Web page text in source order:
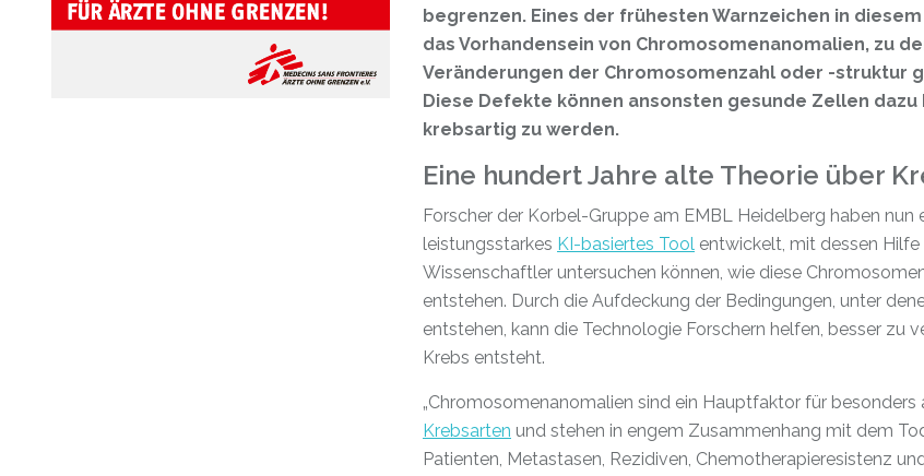
begrenzen. Eines der frühesten Warnzeichen in
das Vorhandensein von Chromosomenanomalien, zu
Veränderungen der Chromosomenzahl oder -struktur
Diese Defekte können ansonsten gesunde Zellen dazu
krebsartig zu werden.
Eine hundert Jahre alte Theorie über
Forscher der Korbel-Gruppe am EMBL Heidelberg haben nun
leistungsstarkes KI-basiertes Tool entwickelt, mit dessen Hilfe
Wissenschaftler untersuchen können, wie diese
entstehen. Durch die Aufdeckung der Bedingungen, unter
entstehen, kann die Technologie Forschern helfen, besser zu
Krebs entsteht.
„Chromosomenanomalien sind ein Hauptfaktor für besonders
Krebsarten und stehen in engem Zusammenhang mit dem
Patienten, Metastasen, Rezidiven, Chemotherapieresistenz